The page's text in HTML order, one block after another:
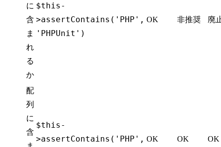
に
含
ま
れ
る
か
$this-
>assertContains('PHP',
'PHPUnit')
OK 非推奨 廃
配
列
に
含
$this-
>assertContains('PHP', OK OK OK